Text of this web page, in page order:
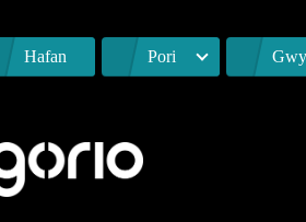
Hafan Pori